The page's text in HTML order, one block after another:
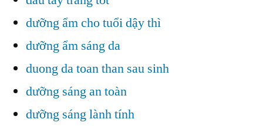
dưỡng ẩm cho tuổi dậy thì
dưỡng ẩm sáng da
duong da toan than sau sinh
dưỡng sáng an toàn
dưỡng sáng lành tính